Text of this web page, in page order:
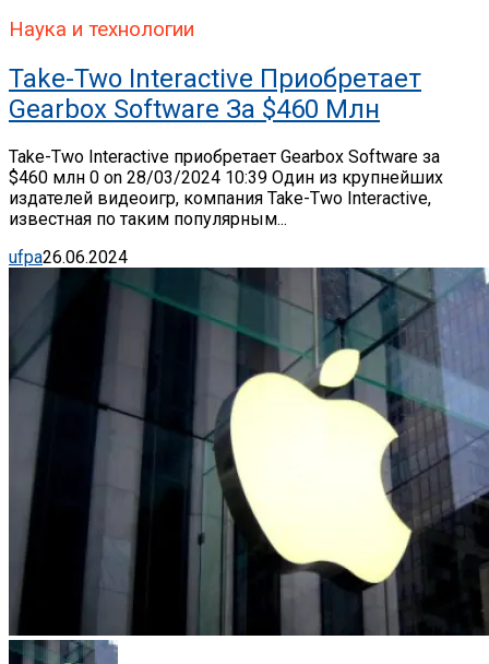
Наука и технологии
Take-Two Interactive Приобретает
Gearbox Software За $460 Млн
Take-Two Interactive приобретает Gearbox Software за
$460 млн 0 on 28/03/2024 10:39 Один из крупнейших
издателей видеоигр, компания Take-Two Interactive,
известная по таким популярным...
ufpa26.06.2024